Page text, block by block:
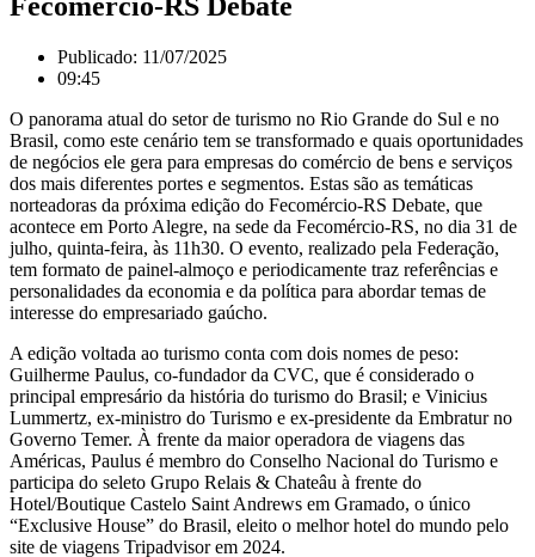
Fecomércio-RS Debate
Publicado: 11/07/2025
09:45
O panorama atual do setor de turismo no Rio Grande do Sul e no
Brasil, como este cenário tem se transformado e quais oportunidades
de negócios ele gera para empresas do comércio de bens e serviços
dos mais diferentes portes e segmentos. Estas são as temáticas
norteadoras da próxima edição do Fecomércio-RS Debate, que
acontece em Porto Alegre, na sede da Fecomércio-RS, no dia 31 de
julho, quinta-feira, às 11h30. O evento, realizado pela Federação,
tem formato de painel-almoço e periodicamente traz referências e
personalidades da economia e da política para abordar temas de
interesse do empresariado gaúcho.
A edição voltada ao turismo conta com dois nomes de peso:
Guilherme Paulus, co-fundador da CVC, que é considerado o
principal empresário da história do turismo do Brasil; e Vinicius
Lummertz, ex-ministro do Turismo e ex-presidente da Embratur no
Governo Temer. À frente da maior operadora de viagens das
Américas, Paulus é membro do Conselho Nacional do Turismo e
participa do seleto Grupo Relais & Chateâu à frente do
Hotel/Boutique Castelo Saint Andrews em Gramado, o único
“Exclusive House” do Brasil, eleito o melhor hotel do mundo pelo
site de viagens Tripadvisor em 2024.